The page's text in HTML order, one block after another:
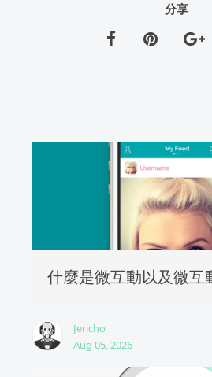
分享
什麼是微互動以及微互
Jericho
Aug 05, 2026